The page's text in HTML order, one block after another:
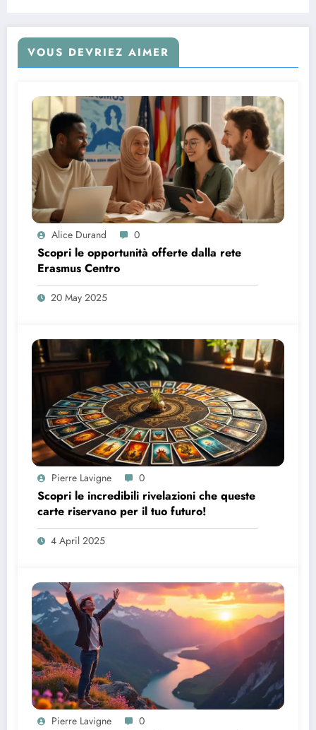
VOUS DEVRIEZ AIMER
Alice Durand 0
Scopri le opportunità offerte dalla rete
Erasmus Centro
20 May 2025
Pierre Lavigne 0
Scopri le incredibili rivelazioni che queste
carte riservano per il tuo futuro!
4 April 2025
Pierre Lavigne 0